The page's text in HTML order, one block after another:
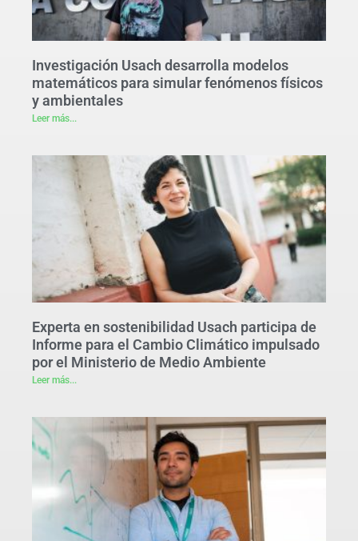
Investigación Usach desarrolla modelos
matemáticos para simular fenómenos físicos
y ambientales
Leer más...
Experta en sostenibilidad Usach participa de
Informe para el Cambio Climático impulsado
por el Ministerio de Medio Ambiente
Leer más...